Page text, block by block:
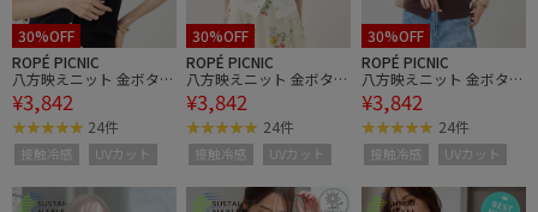
30%OFF
ROPÉ PICNIC
八方映えニット 金ボタン
フレンチスリーブポロカ
ラーカーディガン/UVカ
ット・接触冷感・イージ
ーケア
¥3,842
24件
接触冷感 UVカット
30%OFF
ROPÉ PICNIC
八方映えニット 金ボタン
フレンチスリーブポロカ
ラーカーディガン/UVカ
ット・接触冷感・イージ
ーケア
¥3,842
24件
接触冷感 UVカット
30%OFF
ROPÉ PICNIC
八方映えニット 金ボタン
フレンチスリーブポロカ
ラーカーディガン/UVカ
ット・接触冷感・イージ
ーケア
¥3,842
24件
接触冷感 UVカット